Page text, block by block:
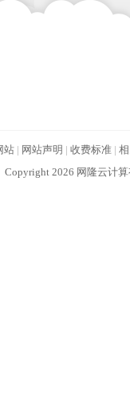
站| 网站声明 | 收费标准|
Copyright 2026 网隆云计